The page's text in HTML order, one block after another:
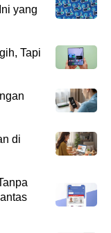
yang
Tapi
di